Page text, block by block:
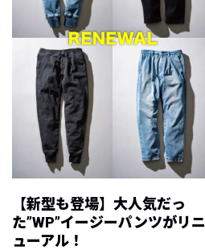
【新型も登場】大人気だっ
た”WP”イージーパンツがリニ
ューアル！